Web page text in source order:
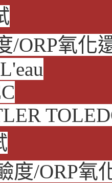
/ORP氧化
度/ORP氧